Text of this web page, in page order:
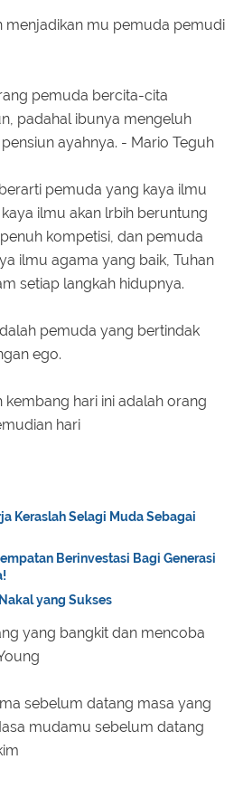
menjadikan mu pemuda pemudi
pemuda bercita-cita
padahal ibunya mengeluh
ayahnya. - Mario Teguh
pemuda yang kaya ilmu
ilmu akan lrbih beruntung
kompetisi, dan pemuda
ilmu agama yang baik, Tuhan
setiap langkah hidupnya.
pemuda yang bertindak
ego.
hari ini adalah orang
hari
Keraslah Selagi Muda Sebagai
Berinvestasi Bagi Generasi
yang Sukses
yang bangkit dan mencoba
sebelum datang masa yang
mudamu sebelum datang